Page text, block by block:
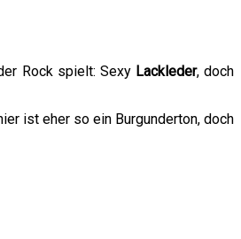
Rock spielt: Sexy Lackleder, doch
ist eher so ein Burgunderton, doch